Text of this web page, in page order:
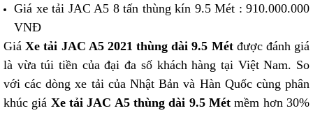
Giá xe tải JAC A5 8 tấn thùng kín 9.5 Mét : 910.000.000
VNĐ
​GiáXe tải JAC A5 2021 thùng dài 9.5 Métđược đánh giá
là vừa túi tiền của đại đa số khách hàng tại Việt Nam. So
với các dòng xe tải của Nhật Bản và Hàn Quốc cùng phân
khúc giá Xe tải JAC A5 thùng dài 9.5 Mét mềm hơn 30%